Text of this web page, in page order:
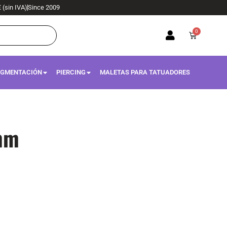
(sin IVA)Since 2009
0
Carrito
PIERCING MALETAS PARA TATUADORES